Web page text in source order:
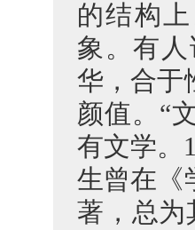
的结构
象。有
华，合
颜值。“
有文学。
生曾在《
著，总为